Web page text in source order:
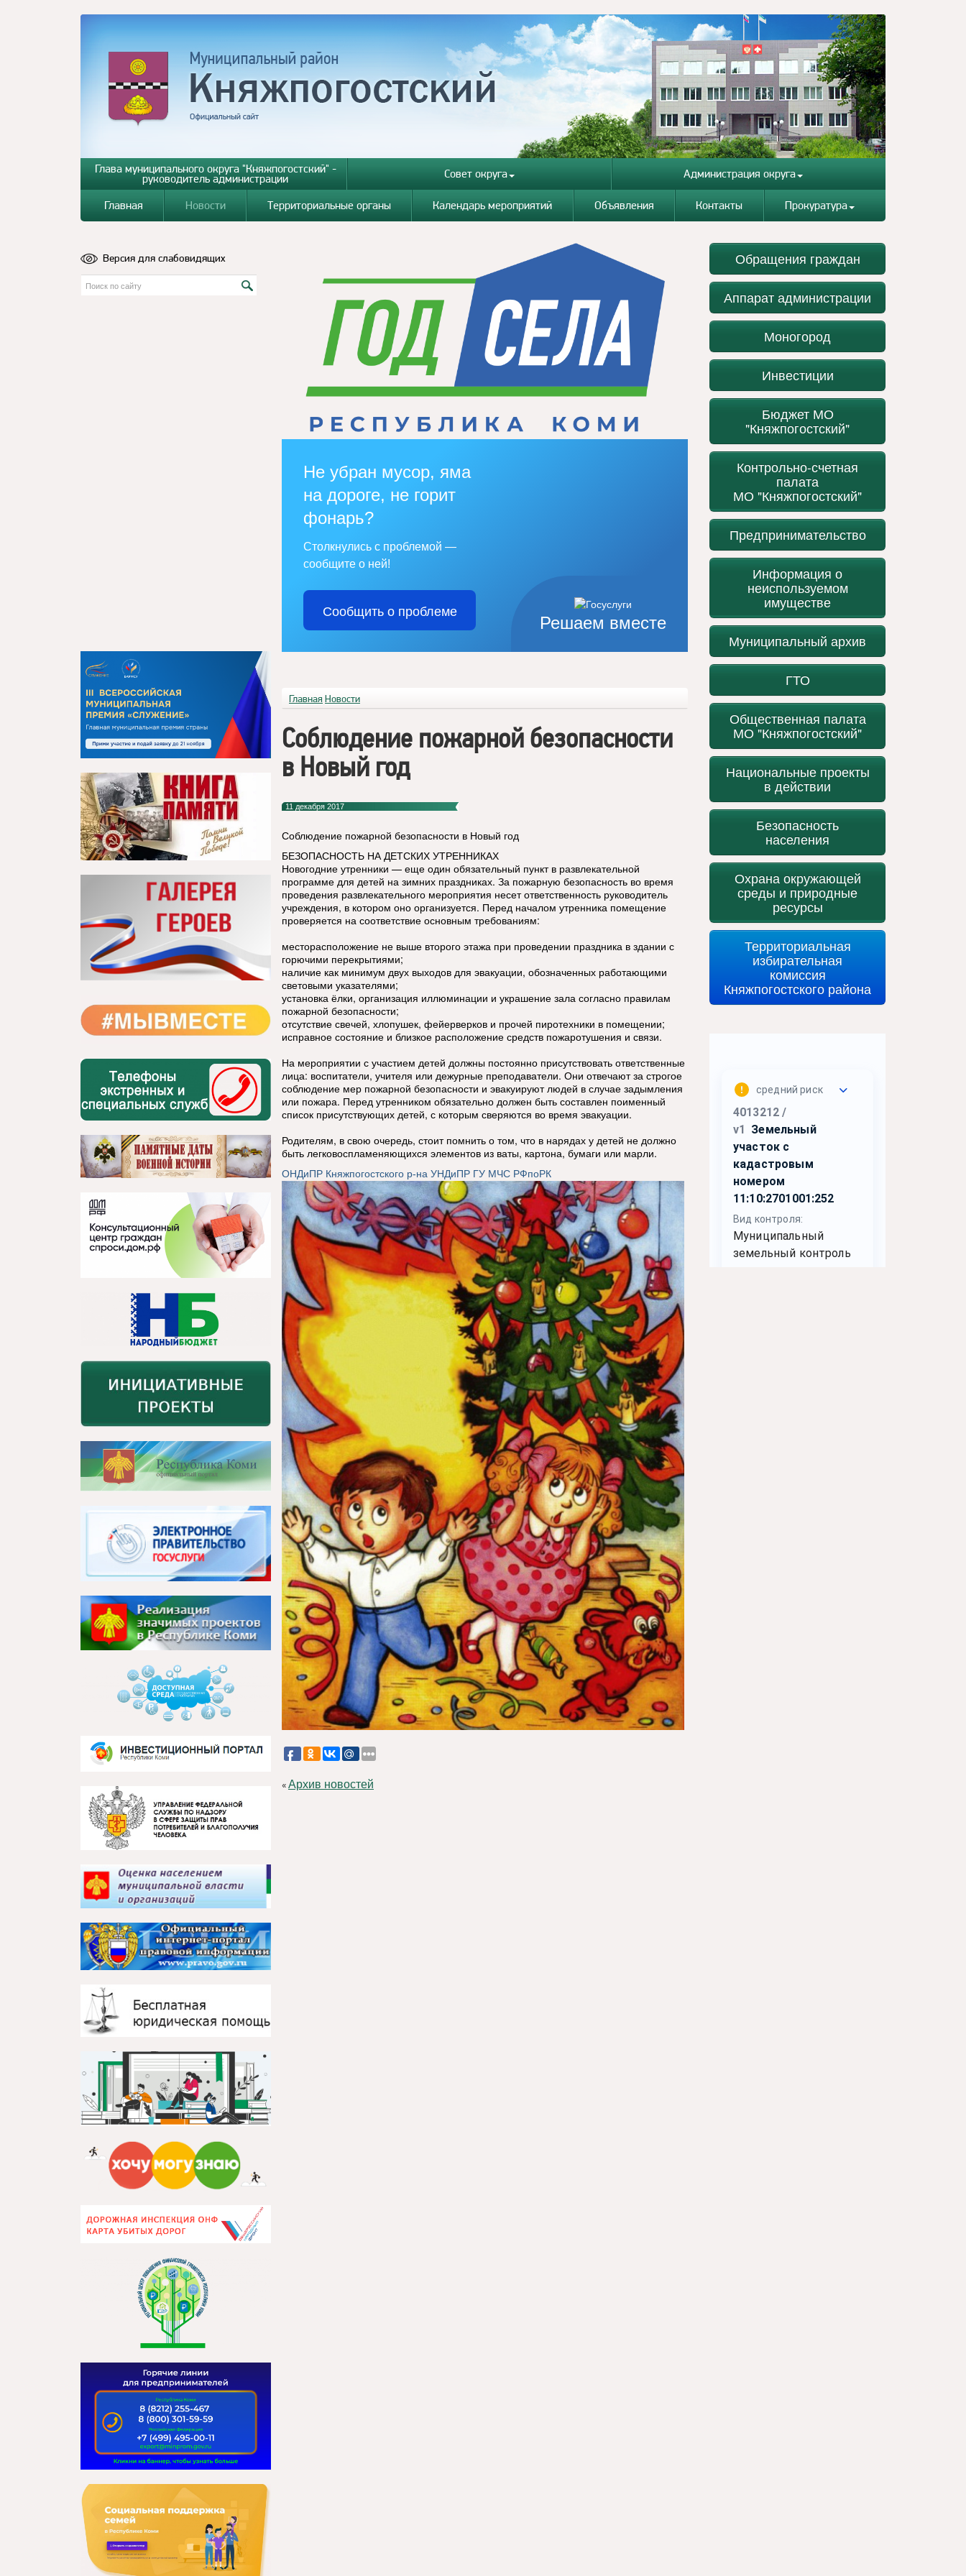
Глава муниципального округа "Княжпогостский" -
руководитель администрации Совет округа Администрация округа
Главная Новости Территориальные органы Календарь мероприятий Объявления Контакты Прокуратура
Версия для слабовидящих
Решаем вместе
Не убран мусор, яма
на дороге, не горит
фонарь?
Столкнулись с проблемой —
сообщите о ней!
Сообщить о проблеме
Главная Новости
Соблюдение пожарной безопасности
в Новый год
11 декабря 2017
Соблюдение пожарной безопасности в Новый год
БЕЗОПАСНОСТЬ НА ДЕТСКИХ УТРЕННИКАХ
Новогодние утренники — еще один обязательный пункт в развлекательной
программе для детей на зимних праздниках. За пожарную безопасность во время
проведения развлекательного мероприятия несет ответственность руководитель
учреждения, в котором оно организуется. Перед началом утренника помещение
проверяется на соответствие основным требованиям:
месторасположение не выше второго этажа при проведении праздника в здании с
горючими перекрытиями;
наличие как минимум двух выходов для эвакуации, обозначенных работающими
световыми указателями;
установка ёлки, организация иллюминации и украшение зала согласно правилам
пожарной безопасности;
отсутствие свечей, хлопушек, фейерверков и прочей пиротехники в помещении;
исправное состояние и близкое расположение средств пожаротушения и связи.
На мероприятии с участием детей должны постоянно присутствовать ответственные
лица: воспитатели, учителя или дежурные преподаватели. Они отвечают за строгое
соблюдение мер пожарной безопасности и эвакуируют людей в случае задымления
или пожара. Перед утренником обязательно должен быть составлен поименный
список присутствующих детей, с которым сверяются во время эвакуации.
Родителям, в свою очередь, стоит помнить о том, что в нарядах у детей не должно
быть легковоспламеняющихся элементов из ваты, картона, бумаги или марли.
ОНДиПР Княжпогостского р-на УНДиПР ГУ МЧС РФпоРК
«Архив новостей
Обращения граждан
Аппарат администрации
Моногород
Инвестиции
Бюджет МО
"Княжпогостский"
Контрольно-счетная
палата
МО "Княжпогостский"
Предпринимательство
Информация о
неиспользуемом
имуществе
Муниципальный архив
ГТО
Общественная палата
МО "Княжпогостский"
Национальные проекты
в действии
Безопасность
населения
Охрана окружающей
среды и природные
ресурсы
Территориальная
избирательная
комиссия
Княжпогостского района